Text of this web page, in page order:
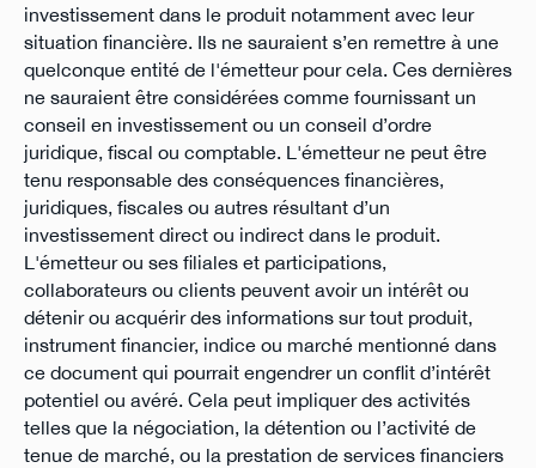
investissement dans le produit notamment avec leur
situation financière. Ils ne sauraient s’en remettre à une
quelconque entité de l'émetteur pour cela. Ces dernières
ne sauraient être considérées comme fournissant un
conseil en investissement ou un conseil d’ordre
juridique, fiscal ou comptable. L'émetteur ne peut être
tenu responsable des conséquences financières,
juridiques, fiscales ou autres résultant d’un
investissement direct ou indirect dans le produit.
L'émetteur ou ses filiales et participations,
collaborateurs ou clients peuvent avoir un intérêt ou
détenir ou acquérir des informations sur tout produit,
instrument financier, indice ou marché mentionné dans
ce document qui pourrait engendrer un conflit d’intérêt
potentiel ou avéré. Cela peut impliquer des activités
telles que la négociation, la détention ou l’activité de
tenue de marché, ou la prestation de services financiers